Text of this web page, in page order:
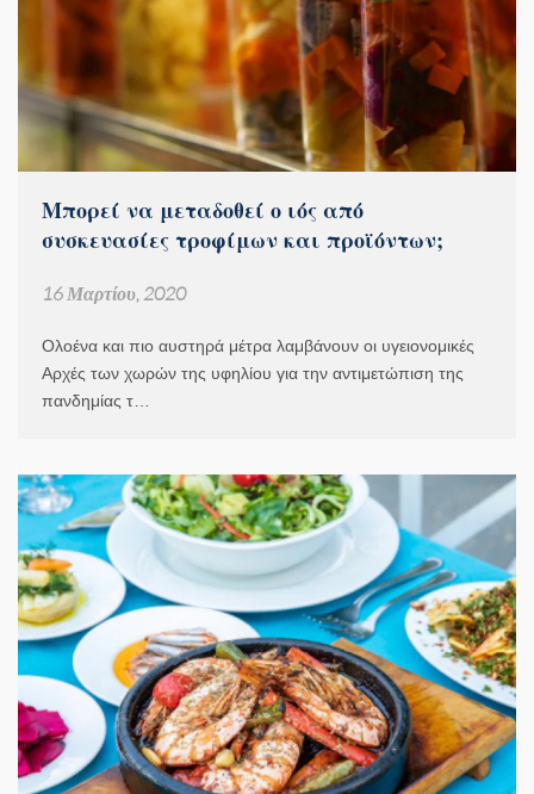
Μπορεί να μεταδοθεί ο ιός από
συσκευασίες τροφίμων και προϊόντων;
16 Μαρτίου, 2020
Ολοένα και πιο αυστηρά μέτρα λαμβάνουν οι υγειονομικές
Αρχές των χωρών της υφηλίου για την αντιμετώπιση της
πανδημίας τ…